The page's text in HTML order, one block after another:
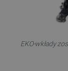
EKO-wkłady
jak
Bez